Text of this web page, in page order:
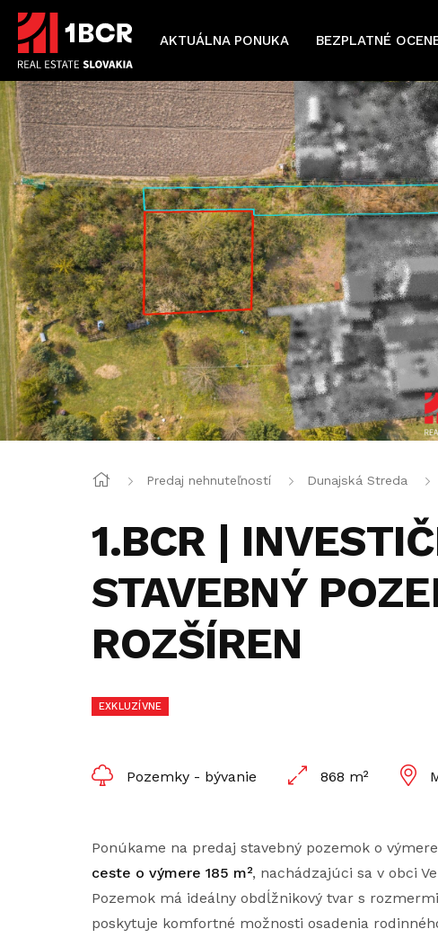
AKTUÁLNA PONUKA BEZPLATNÉ
Predaj nehnuteľností Dunajská Streda
1.BCR |
STAVEBNÝ
ROZŠÍREN
EXKLUZÍVNE
Pozemky - bývanie 868 m²
Ponúkame na predaj stavebný pozemok o výmere
ceste o výmere 185 m², nachádzajúci sa v obci
Pozemok má ideálny obdĺžnikový tvar s
poskytuje komfortné možnosti osadenia